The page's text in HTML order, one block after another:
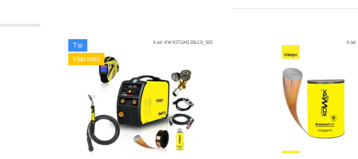
Tip
Výprodej
Kód:KWXSTGM220LCD_S05 Kód: